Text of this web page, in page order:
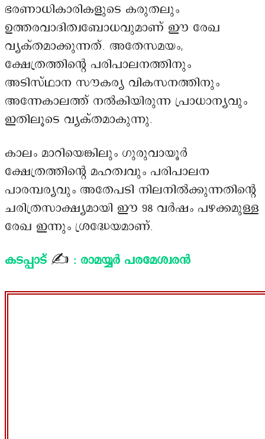
ഭരണാധികാരികളുടെ കരുതലും
ഉത്തരവാദിത്വബോധവുമാണ് ഈ രേഖ
വ്യക്തമാക്കുന്നത്. അതേസമയം,
ക്ഷേത്രത്തിന്റെ പരിപാലനത്തിനും
അടിസ്ഥാന സൗകര്യ വികസനത്തിനും
അന്നേകാലത്ത് നൽകിയിരുന്ന പ്രാധാന്യവും
ഇതിലൂടെ വ്യക്തമാകുന്നു.
കാലം മാറിയെങ്കിലും ഗുരുവായൂർ
ക്ഷേത്രത്തിന്റെ മഹത്വവും പരിപാലന
പാരമ്പര്യവും അതേപടി നിലനിൽക്കുന്നതിന്റെ
ചരിത്രസാക്ഷ്യമായി ഈ 98 വർഷം പഴക്കമുള്ള
രേഖ ഇന്നും ശ്രദ്ധേയമാണ്.
കടപ്പാട് ✍️ : രാമയ്യർ പരമേശ്വരൻ